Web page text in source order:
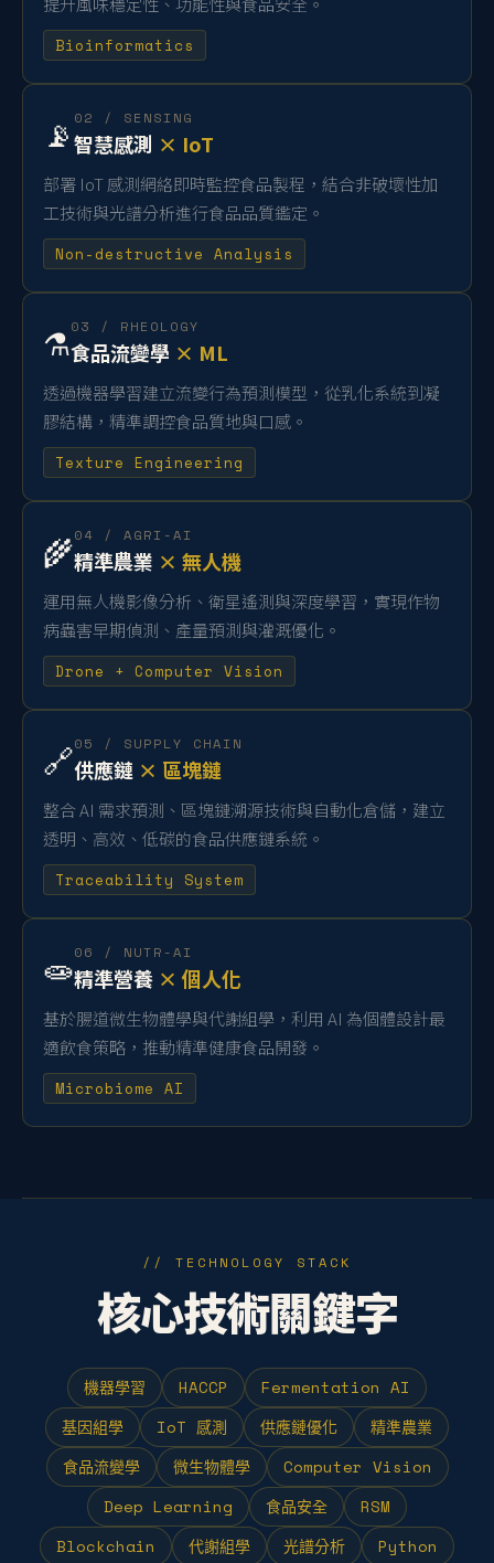
提升風味穩定性、功能性與食品安全。
Bioinformatics
📡 02 / SENSING
智慧感測 × IoT
部署 IoT 感測網絡即時監控食品製程，結合非破壞性加
工技術與光譜分析進行食品品質鑑定。
Non-destructive Analysis
⚗️03 / RHEOLOGY
食品流變學 × ML
透過機器學習建立流變行為預測模型，從乳化系統到凝
膠結構，精準調控食品質地與口感。
Texture Engineering
🌾04 / AGRI-AI
精準農業 × 無人機
運用無人機影像分析、衛星遙測與深度學習，實現作物
病蟲害早期偵測、產量預測與灌溉優化。
Drone + Computer Vision
🔗05 / SUPPLY CHAIN
供應鏈 × 區塊鏈
整合 AI 需求預測、區塊鏈溯源技術與自動化倉儲，建立
透明、高效、低碳的食品供應鏈系統。
Traceability System
🧫06 / NUTR-AI
精準營養 × 個人化
基於腸道微生物體學與代謝組學，利用 AI 為個體設計最
適飲食策略，推動精準健康食品開發。
Microbiome AI
// TECHNOLOGY STACK
核心技術關鍵字
機器學習 HACCP
Fermentation AI
基因組學
IoT 感測 供應鏈優化
精準農業
食品流變學
微生物體學
Computer Vision
Deep Learning
食品安全
RSM
Blockchain
代謝組學 光譜分析
Python